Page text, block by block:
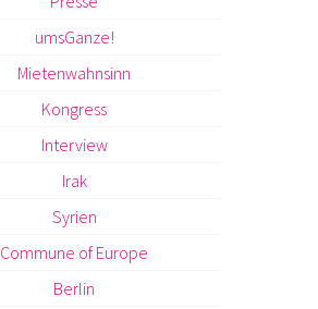
umsGanze!
Mietenwahnsinn
Kongress
Interview
Irak
Syrien
Commune of Europe
Berlin